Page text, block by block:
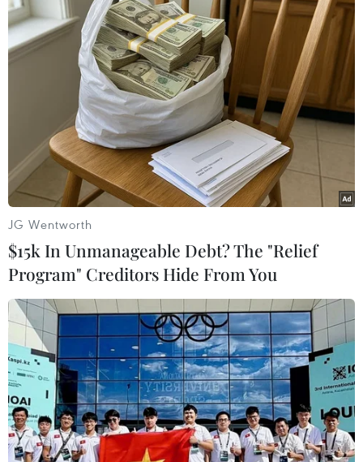
Hàn Quốc thúc đẩy quan hệ liên Triều để
hỗ trợ phi hạt nhân hóa
18/01/2020 09:09
Theo một quan chức của Hàn Quốc, việc Seoul thúc đẩy
sự hợp tác liên Triều sẽ được thực hiện theo cách có khả
năng tạo điều kiện thuận lợi cho cuộc thương lượng phi
hạt nhân hóa giữa Mỹ- Triều.
JG Wentworth
$15k In Unmanageable Debt? The "Relief
Program" Creditors Hide From You